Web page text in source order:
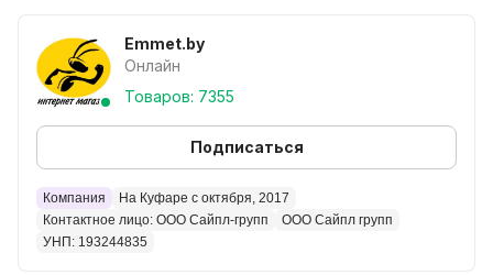
Emmet.by
Онлайн
Товаров: 7355
Подписаться
Компания
На Куфаре с октября, 2017
Контактное лицо: ООО Сайпл-групп
ООО Сайпл групп
УНП: 193244835